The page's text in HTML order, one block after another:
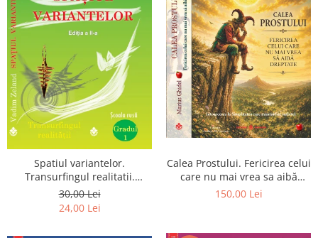
Spatiul variantelor.
Transurfingul realitatii.
Gradul 1. Cum sa ne
dezvoltam intuitia si sa ne
alegem soarta
30,00 Lei
24,00 Lei
Calea Prostului. Fericirea celui
care nu mai vrea sa aibă
dreptate - Intoarcerea la
150,00 Lei